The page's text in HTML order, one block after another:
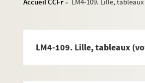
>
LM4-109. Lille, tableaux
LM4. Tableaux et sculptures,
LM4-92. Lille, portraits et bustes